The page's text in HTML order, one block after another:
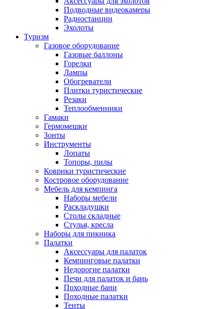
Подводные видеокамеры
Радиостанции
Эхолоты
Туризм
Газовое оборудование
Газовые баллоны
Горелки
Лампы
Обогреватели
Плитки туристические
Резаки
Теплообменники
Гамаки
Гермомешки
Зонты
Инструменты
Лопаты
Топоры, пилы
Коврики туристические
Костровое оборудование
Мебель для кемпинга
Наборы мебели
Раскладушки
Столы складные
Стулья, кресла
Наборы для пикника
Палатки
Аксессуары для палаток
Кемпинговые палатки
Недорогие палатки
Печи для палаток и бань
Походные бани
Походные палатки
Тенты